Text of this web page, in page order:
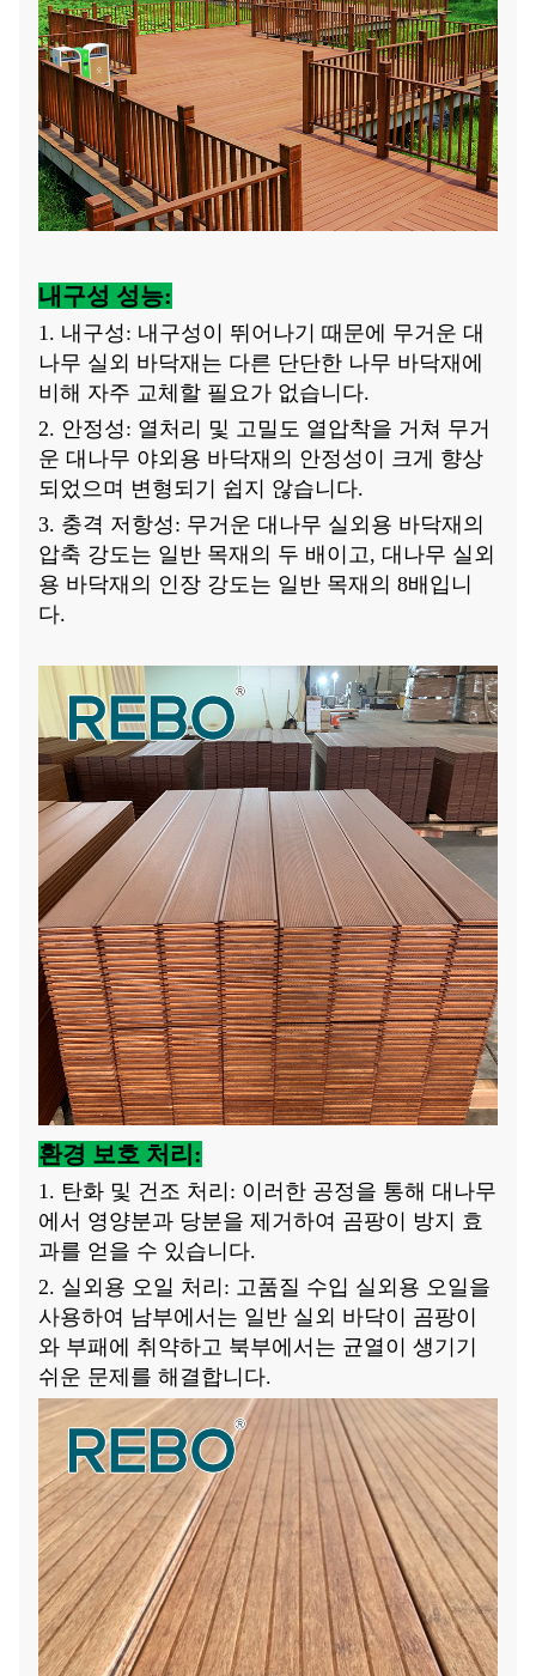
내구성 성능:
1. 내구성: 내구성이 뛰어나기 때문에 무거운 대
나무 실외 바닥재는 다른 단단한 나무 바닥재에
비해 자주 교체할 필요가 없습니다.
2. 안정성: 열처리 및 고밀도 열압착을 거쳐 무거
운 대나무 야외용 바닥재의 안정성이 크게 향상
되었으며 변형되기 쉽지 않습니다.
3. 충격 저항성: 무거운 대나무 실외용 바닥재의
압축 강도는 일반 목재의 두 배이고, 대나무 실외
용 바닥재의 인장 강도는 일반 목재의 8배입니
다.
환경 보호 처리:
1. 탄화 및 건조 처리: 이러한 공정을 통해 대나무
에서 영양분과 당분을 제거하여 곰팡이 방지 효
과를 얻을 수 있습니다.
2. 실외용 오일 처리: 고품질 수입 실외용 오일을
사용하여 남부에서는 일반 실외 바닥이 곰팡이
와 부패에 취약하고 북부에서는 균열이 생기기
쉬운 문제를 해결합니다.